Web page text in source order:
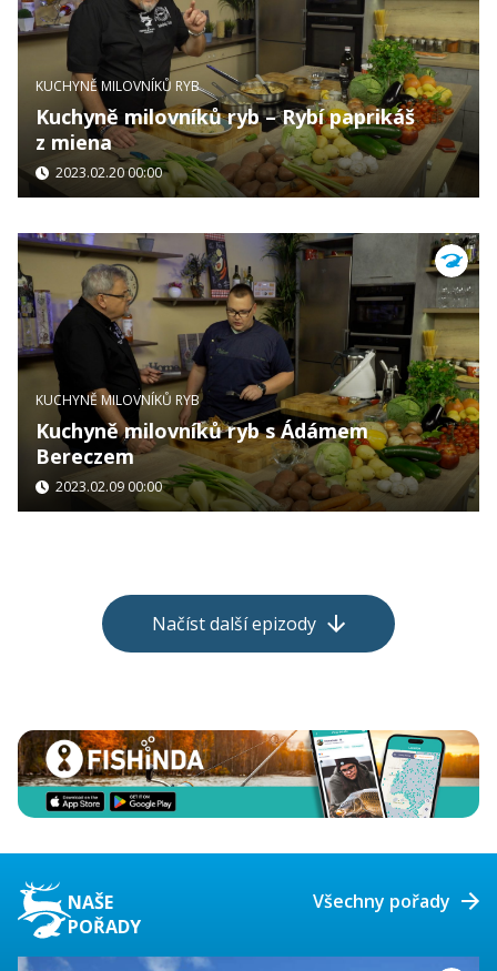
KUCHYNĚ MILOVNÍKŮ RYB
Kuchyně milovníků ryb – Rybí paprikáš
z miena
2023.02.20 00:00
KUCHYNĚ MILOVNÍKŮ RYB
Kuchyně milovníků ryb s Ádámem
Bereczem
2023.02.09 00:00
Načíst další epizody
NAŠE
POŘADY
Všechny pořady